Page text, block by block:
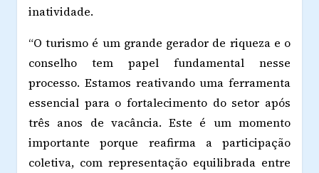
inatividade.
“O turismo é um grande gerador de riqueza e o
conselho tem papel fundamental nesse
processo. Estamos reativando uma ferramenta
essencial para o fortalecimento do setor após
três anos de vacância. Este é um momento
importante porque reafirma a participação
coletiva, com representação equilibrada entre